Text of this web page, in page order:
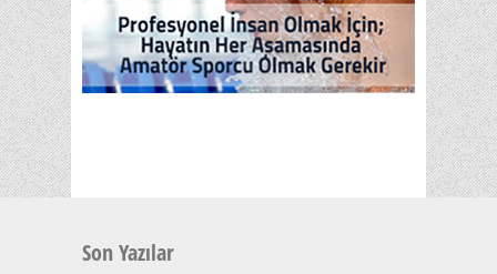
Son Yazılar